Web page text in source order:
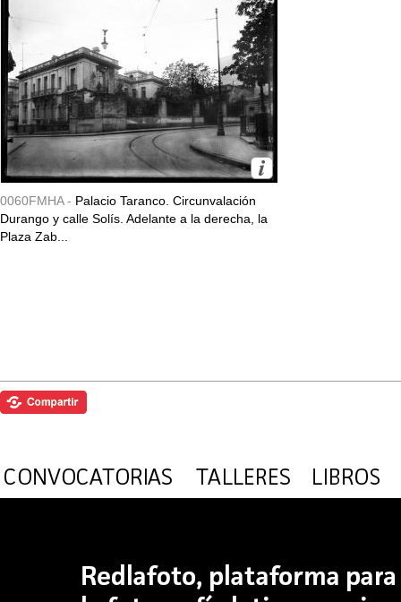
0060FMHA - Palacio Taranco. Circunvalación
Durango y calle Solís. Adelante a la derecha, la
Plaza Zab...